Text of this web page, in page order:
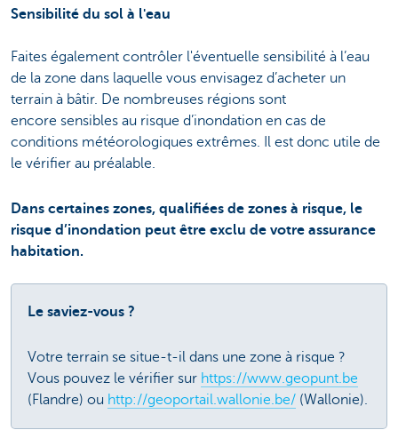
Sensibilité du sol à l'eau
Faites également contrôler l'éventuelle sensibilité à l’eau
de la zone dans laquelle vous envisagez d’acheter un
terrain à bâtir. De nombreuses régions sont
encore sensibles au risque d’inondation en cas de
conditions météorologiques extrêmes. Il est donc utile de
le vérifier au préalable.
Dans certaines zones, qualifiées de zones à risque, le
risque d’inondation peut être exclu de votre assurance
habitation.
Le saviez-vous ?
Votre terrain se situe-t-il dans une zone à risque ?
Vous pouvez le vérifier sur https://www.geopunt.be
(Flandre) ou http://geoportail.wallonie.be/ (Wallonie).